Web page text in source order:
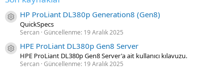
Kaynak ikon/amblem
HP ProLiant DL380p Generation8 (Gen8)
QuickSpecs
Sercan Güncellenme: 19 Aralık 2025
Kaynak ikon/amblem
HPE ProLiant DL380p Gen8 Server
HPE ProLiant DL380p Gen8 Server'a ait kullanıcı kılavuzu.
Sercan Güncellenme: 19 Aralık 2025